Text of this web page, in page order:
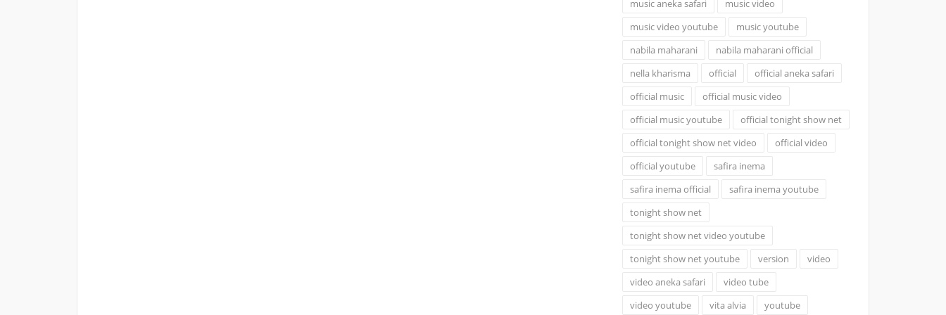
music aneka safari
music video
music video youtube
music youtube
nabila maharani
nabila maharani official
nella kharisma
official
official aneka safari
official music
official music video
official music youtube
official tonight show net
official tonight show net video
official video
official youtube
safira inema
safira inema official
safira inema youtube
tonight show net
tonight show net video youtube
tonight show net youtube
version
video
video aneka safari
video tube
video youtube
vita alvia youtube